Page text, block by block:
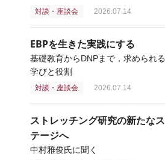
対談・座談会 2026.07.14
EBPを生きた実践にする
基礎教育からDNPまで，求められる
学びと役割
対談・座談会 2026.07.14
ストレッチング研究の新たなス
テージへ
中村雅俊氏に聞く